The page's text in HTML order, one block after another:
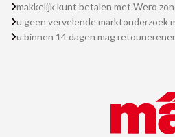
makkelijk kunt betalen met Wero
u geen vervelende marktonderzoek
u binnen 14 dagen mag